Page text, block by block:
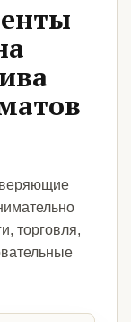
торговля,